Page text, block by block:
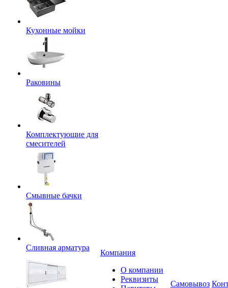
Кухонные мойки
Раковины
Комплектующие для
смесителей
Смывные бачки
Сливная арматура
Компания
О компании
Реквизиты
Самовывоз